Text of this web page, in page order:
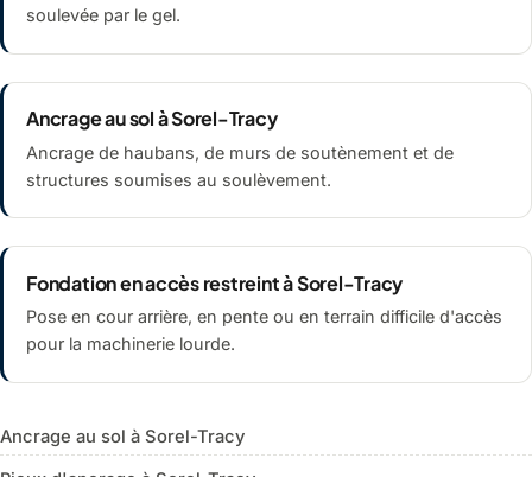
soulevée par le gel.
Ancrage au sol à Sorel-Tracy
Ancrage de haubans, de murs de soutènement et de
structures soumises au soulèvement.
Fondation en accès restreint à Sorel-Tracy
Pose en cour arrière, en pente ou en terrain difficile d'accès
pour la machinerie lourde.
Ancrage au sol à Sorel-Tracy